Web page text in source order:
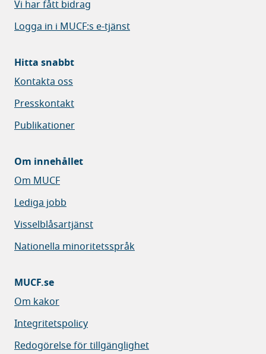
Vi har fått bidrag
Logga in i MUCF:s e-tjänst
Hitta snabbt
Kontakta oss
Presskontakt
Publikationer
Om innehållet
Om MUCF
Lediga jobb
Visselblåsartjänst
Nationella minoritetsspråk
MUCF.se
Om kakor
Integritetspolicy
Redogörelse för tillgänglighet